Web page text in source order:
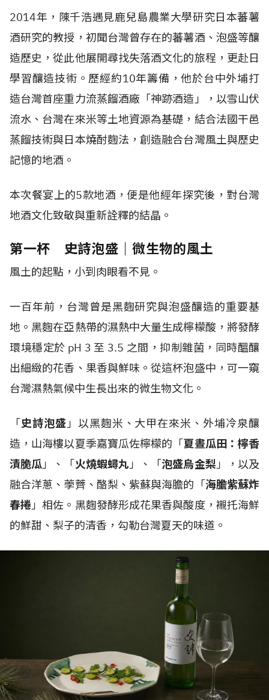
2014年，陳千浩遇見鹿兒島農業大學研究日本蕃薯
酒研究的教授，初聞台灣曾存在的蕃薯酒、泡盛等釀
造歷史，從此他展開尋找失落酒文化的旅程，更赴日
學習釀造技術。歷經約10年籌備，他於台中外埔打
造台灣首座重力流蒸餾酒廠「神跡酒造」，以雪山伏
流水、台灣在來米等土地資源為基礎，結合法國干邑
蒸餾技術與日本燒酎麴法，創造融合台灣風土與歷史
記憶的地酒。
本次餐宴上的5款地酒，便是他經年探究後，對台灣
地酒文化致敬與重新詮釋的結晶。
第一杯 史詩泡盛｜微生物的風土
風土的起點，小到肉眼看不見。
一百年前，台灣曾是黑麴研究與泡盛釀造的重要基
地。黑麴在亞熱帶的濕熱中大量生成檸檬酸，將發酵
環境穩定於 pH 3 至 3.5 之間，抑制雜菌，同時醞釀
出細緻的花香、果香與鮮味。從這杯泡盛中，可一窺
台灣濕熱氣候中生長出來的微生物文化。
「史詩泡盛」以黑麴米、大甲在來米、外埔冷泉釀
造，山海樓以夏季嘉寶瓜佐檸檬的「夏晝瓜田：檸香
漬脆瓜」、「火燒蝦蟳丸」、「泡盛烏金梨」，以及
融合洋蔥、荸薺、酪梨、紫蘇與海膽的「海膽紫蘇炸
春捲」相佐。黑麴發酵形成花果香與酸度，襯托海鮮
的鮮甜、梨子的清香，勾勒台灣夏天的味道。